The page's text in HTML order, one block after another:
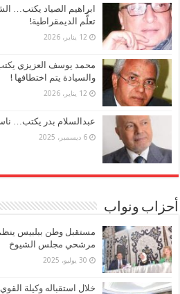
ابراهيم الصياد يكتب…
تعلُّم الديمقراطية!
12 يناير، 2026
محمد يوسف العزيزي
والسيادة يتم اختطافها !
12 يناير، 2026
عبدالسلام بدر يكتب…
6 ديسمبر، 2025
أحزاب ونواب
مستقبل وطن ببلبيس
مرشحي مجلس الشيوخ
30 يوليو، 2025
خلال استقباله وكيلة